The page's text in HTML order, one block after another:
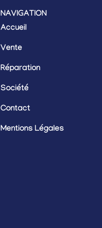
NAVIGATION
Accueil
Vente
Réparation
Société
Contact
Mentions Légales